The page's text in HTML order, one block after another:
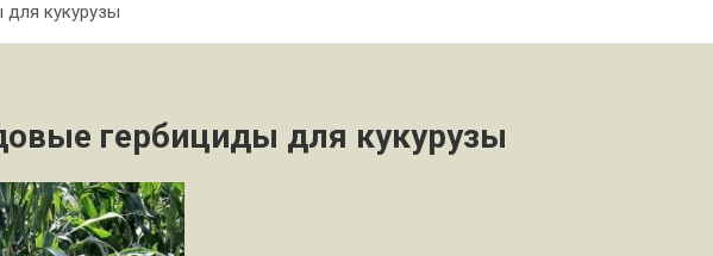
кукурузы
гербициды для кукурузы